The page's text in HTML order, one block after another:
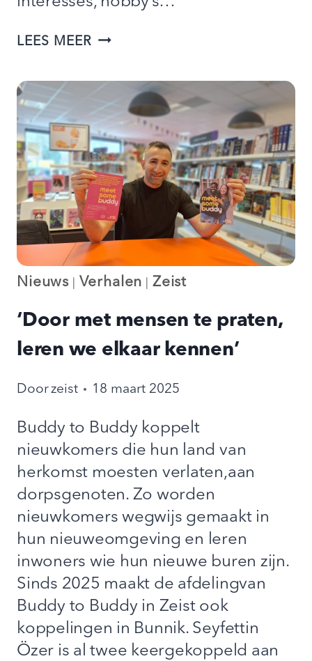
LEES MEERBEKIJK:
VERHAAL
OMNIA
EN
CORINE
Nieuws Verhalen Zeist
‘Door met mensen te praten,
leren we elkaar kennen’
Doorzeist 18 maart 2025
Buddy to Buddy koppelt
nieuwkomers die hun land van
herkomst moesten verlaten,aan
dorpsgenoten. Zo worden
nieuwkomers wegwijs gemaakt in
hun nieuweomgeving en leren
inwoners wie hun nieuwe buren zijn.
Sinds 2025 maakt de afdelingvan
Buddy to Buddy in Zeist ook
koppelingen in Bunnik. Seyfettin
Özer is al twee keergekoppeld aan